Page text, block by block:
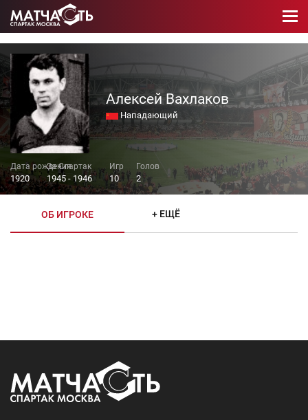
Алексей Вахлаков
Нападающий
1920 1945 - 1946 10 2
ОБ ИГРОКЕ + ЕЩЁ